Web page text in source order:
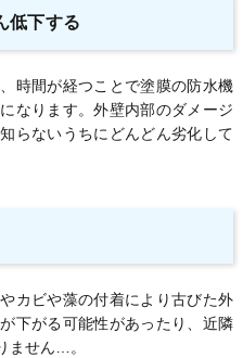
低下する
時間が経つことで塗膜の防水機
なります。外壁内部のダメージ
らないうちにどんどん劣化して
カビや藻の付着により古びた外
下がる可能性があったり、近隣
ません…。